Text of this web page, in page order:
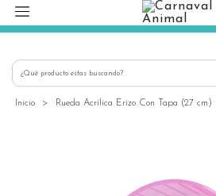
+56939145030
Inicio > Rueda Acrílica Erizo Con Tapa (27 cm)